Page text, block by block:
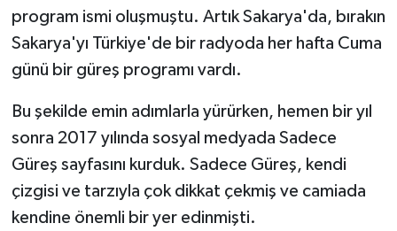
program ismi oluşmuştu. Artık Sakarya'da, bırakın
Sakarya'yı Türkiye'de bir radyoda her hafta Cuma
günü bir güreş programı vardı.
Bu şekilde emin adımlarla yürürken, hemen bir yıl
sonra 2017 yılında sosyal medyada Sadece
Güreş sayfasını kurduk. Sadece Güreş, kendi
çizgisi ve tarzıyla çok dikkat çekmiş ve camiada
kendine önemli bir yer edinmişti.